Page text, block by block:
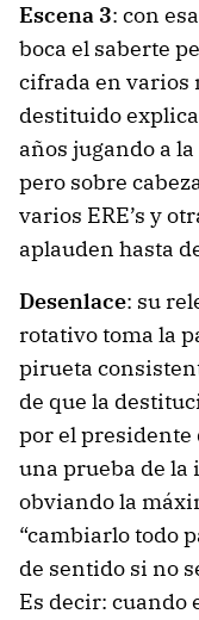
Escena 3: con
boca el saberte
cifrada en varios
destituido
años jugando a
pero sobre
varios ERE’s y
aplauden hasta
Desenlace: su
rotativo toma la
pirueta
de que la
por el presidente
una prueba de
obviando la
“cambiarlo todo
de sentido si no
Es decir: cuando